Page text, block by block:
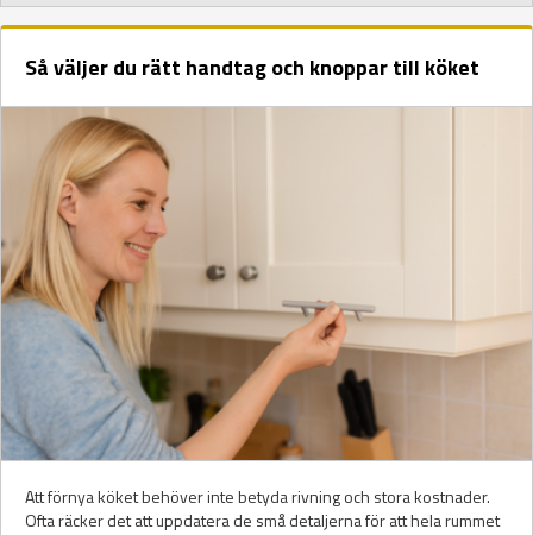
Så väljer du rätt handtag och knoppar till köket
Att förnya köket behöver inte betyda rivning och stora kostnader.
Ofta räcker det att uppdatera de små detaljerna för att hela rummet